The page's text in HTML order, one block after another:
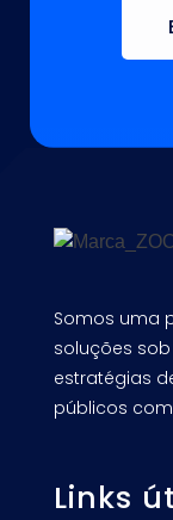
Somos uma
soluções
estratégias
públicos
Links